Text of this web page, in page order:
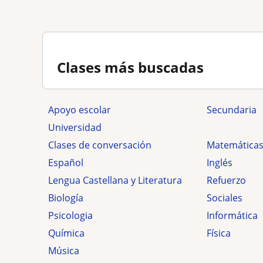
Clases más buscadas
Apoyo escolar
secundaria
Universidad
Clases de conversación
Matemáticas
Español
Inglés
Lengua Castellana y Literatura
Refuerzo
Biología
Sociales
Psicologia
Informática
Química
Física
Música